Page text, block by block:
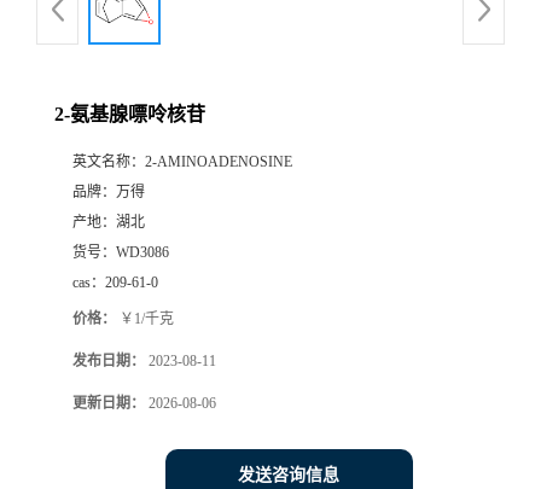
2-氨基腺嘌呤核苷
英文名称： 2-AMINOADENOSINE
品牌： 万得
产地： 湖北
货号： WD3086
cas： 209-61-0
价格： ￥1/千克
发布日期： 2023-08-11
更新日期： 2026-08-06
发送咨询信息